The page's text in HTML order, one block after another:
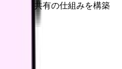
な情報共有の仕組みを構築